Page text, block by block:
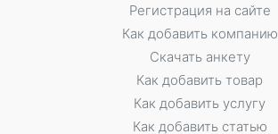
Регистрация на сайте
Как добавить компанию
Скачать анкету
Как добавить товар
Как добавить услугу
Как добавить статью